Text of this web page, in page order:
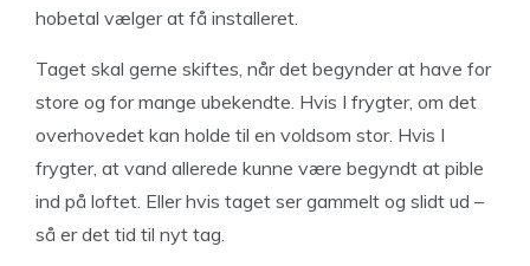
hobetal vælger at få installeret.
Taget skal gerne skiftes, når det begynder at have for
store og for mange ubekendte. Hvis I frygter, om det
overhovedet kan holde til en voldsom stor. Hvis I
frygter, at vand allerede kunne være begyndt at pible
ind på loftet. Eller hvis taget ser gammelt og slidt ud –
så er det tid til nyt tag.